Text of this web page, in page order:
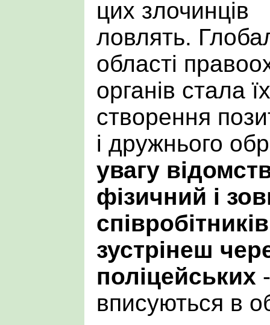
цих злочинців
ловлять.
області
органів стала
створення
і дружнього
увагу
фізичний і
зустрінеш
поліцейських
вписуються в